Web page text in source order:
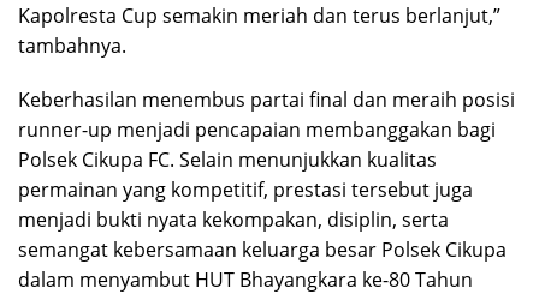
Kapolresta Cup semakin meriah dan terus berlanjut,”
tambahnya.
Keberhasilan menembus partai final dan meraih posisi
runner-up menjadi pencapaian membanggakan bagi
Polsek Cikupa FC. Selain menunjukkan kualitas
permainan yang kompetitif, prestasi tersebut juga
menjadi bukti nyata kekompakan, disiplin, serta
semangat kebersamaan keluarga besar Polsek Cikupa
dalam menyambut HUT Bhayangkara ke-80 Tahun